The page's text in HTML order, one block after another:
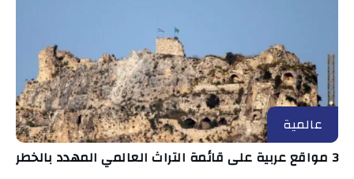
عالمية
3 مواقع عربية على قائمة التراث العالمي المهدد بالخطر